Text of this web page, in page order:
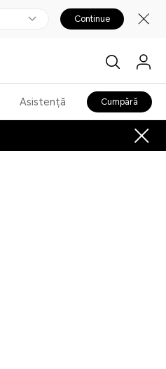
Continue
Asistență Cumpără